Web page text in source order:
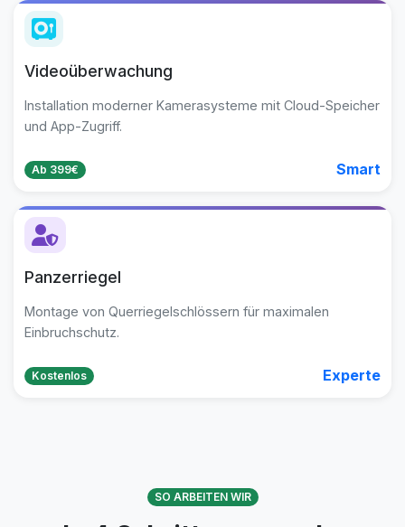
Videoüberwachung
Installation moderner Kamerasysteme mit Cloud-Speicher
und App-Zugriff.
Ab 399€ Smart
Panzerriegel
Montage von Querriegelschlössern für maximalen
Einbruchschutz.
Kostenlos Experte
SO ARBEITEN WIR